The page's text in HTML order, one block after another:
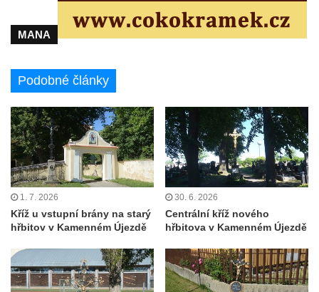
Kříž naproti domu čp. 34 v Kunraticích u
Šluknova
Knížecím
Školní kříž u polní cesty nad Lipovou ulicí v
Rychnově u Jablonce nad Nisou
Boží muka Anděl strážce v Kostelní ulici v
Rychnově u Jablonce nad Nisou
Centrální kříž bývalého hřbitova u kostela
svatého Václava v Rychnově u Jablonce
nad Nisou
Misijní kříž na kostele svatého Václava v
Rychnově u Jablonce nad Nisou
Kříž u domu čp. 23 v Pulečném
MANA
Podobné články
1. 7. 2026
Kříž u vstupní brány na starý
hřbitov v Kamenném Újezdě
30. 6. 2026
Centrální kříž nového
hřbitova v Kamenném Újezdě